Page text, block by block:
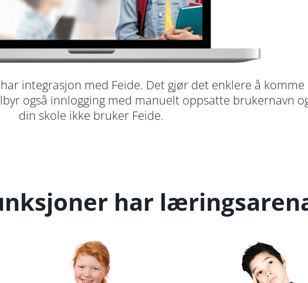
integrasjon med Feide. Det gjør det enklere å komme
også innlogging med manuelt oppsatte brukernavn
din skole ikke bruker Feide.
har